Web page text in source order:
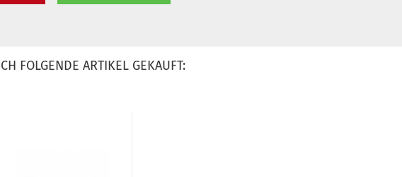
FOLGENDE ARTIKEL GEKAUFT: